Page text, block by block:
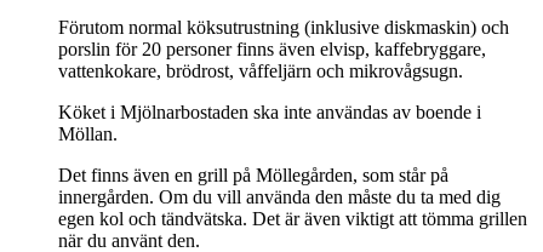
Förutom normal köksutrustning (inklusive diskmaskin) och
porslin för 20 personer finns även elvisp, kaffebryggare,
vattenkokare, brödrost, våffeljärn och mikrovågsugn.
Köket i Mjölnarbostaden ska inte användas av boende i
Möllan.
Det finns även en grill på Möllegården, som står på
innergården. Om du vill använda den måste du ta med dig
egen kol och tändvätska. Det är även viktigt att tömma grillen
när du använt den.